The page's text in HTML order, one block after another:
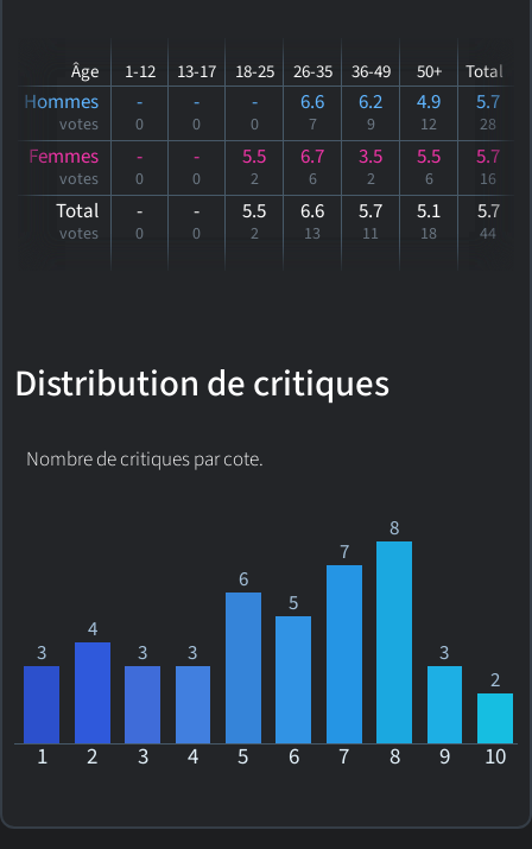
Âge 1-12 13-17 18-25 26-35 36-49 50+ Total
Hommes
votes
-
0
-
0
-
0
6.6
7
6.2
9
4.9
12
5.7
28
Femmes
votes
-
0
-
0
5.5
2
6.7
6
3.5
2
5.5
6
5.7
16
Total
votes
-
0
-
0
5.5
2
6.6
13
5.7
11
5.1
18
5.7
44
Distribution de critiques
Nombre de critiques par cote.
3
4
3
3
6
5
7
8
3
2
1 2 3 4 5 6 7 8 9 10